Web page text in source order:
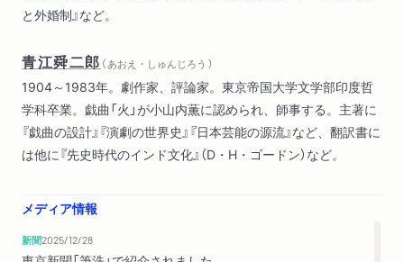
と外婚制』など。
青江舜二郎 （ あおえ・しゅんじろう ）
1904～1983年。劇作家、評論家。東京帝国大学文学部印度哲
学科卒業。戯曲「火」が小山内薫に認められ、師事する。主著に
『戯曲の設計』『演劇の世界史』『日本芸能の源流』など、翻訳書に
は他に『先史時代のインド文化』（D・H・ゴードン）など。
メディア情報
新聞2025/12/28